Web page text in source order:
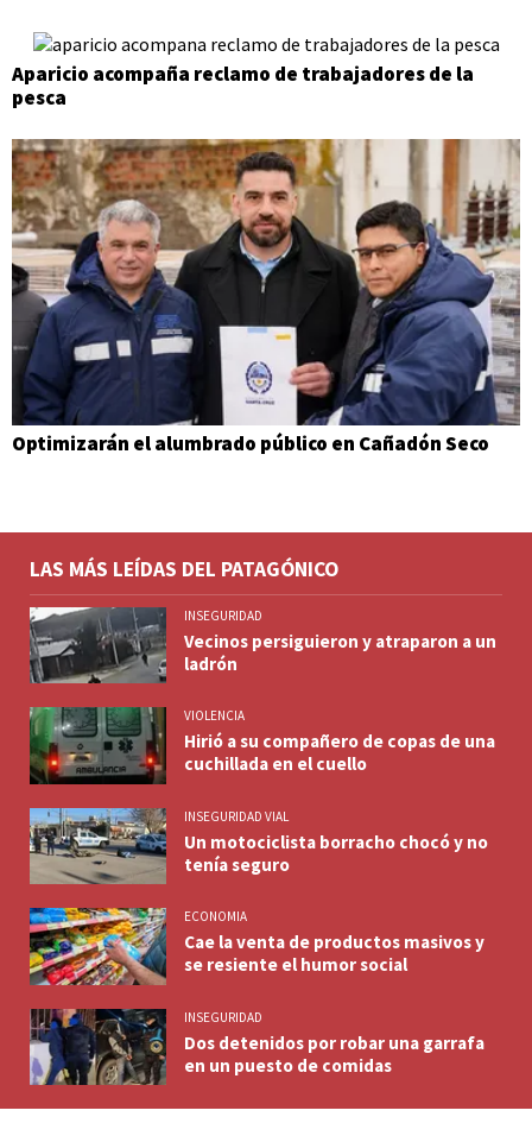
Aparicio acompaña reclamo de trabajadores de la
pesca
Optimizarán el alumbrado público en Cañadón Seco
LAS MÁS LEÍDAS DEL PATAGÓNICO
INSEGURIDAD
Vecinos persiguieron y atraparon a un
ladrón
VIOLENCIA
Hirió a su compañero de copas de una
cuchillada en el cuello
INSEGURIDAD VIAL
Un motociclista borracho chocó y no
tenía seguro
ECONOMIA
Cae la venta de productos masivos y
se resiente el humor social
INSEGURIDAD
Dos detenidos por robar una garrafa
en un puesto de comidas